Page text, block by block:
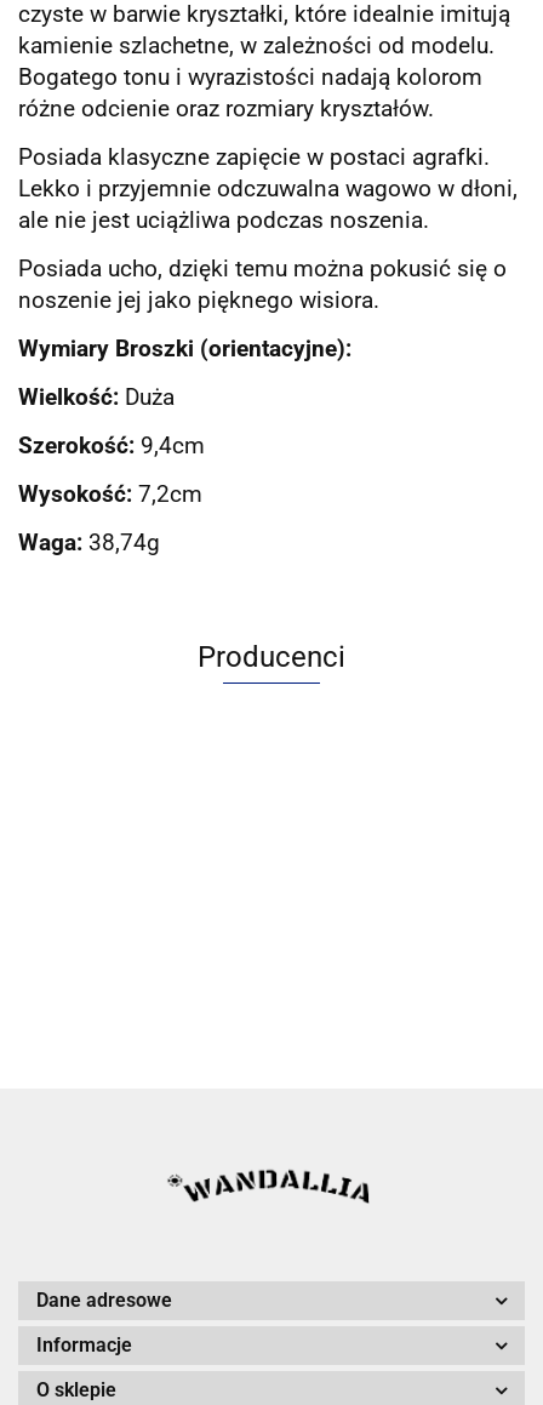
czyste w barwie kryształki, które idealnie imitują
kamienie szlachetne, w zależności od modelu.
Bogatego tonu i wyrazistości nadają kolorom
różne odcienie oraz rozmiary kryształów.
Posiada klasyczne zapięcie w postaci agrafki.
Lekko i przyjemnie odczuwalna wagowo w dłoni,
ale nie jest uciążliwa podczas noszenia.
Posiada ucho, dzięki temu można pokusić się o
noszenie jej jako pięknego wisiora.
Wymiary Broszki (orientacyjne):
Wielkość: Duża
Szerokość: 9,4cm
Wysokość: 7,2cm
Waga: 38,74g
Producenci
Dane adresowe
Informacje
O sklepie